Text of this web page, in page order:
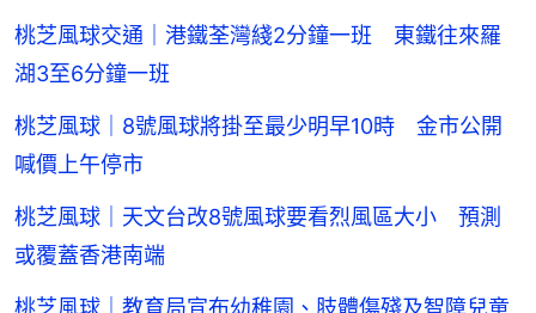
桃芝風球交通｜港鐵荃灣綫2分鐘一班 東鐵往來羅
湖3至6分鐘一班
桃芝風球｜8號風球將掛至最少明早10時 金市公開
喊價上午停市
桃芝風球｜天文台改8號風球要看烈風區大小 預測
或覆蓋香港南端
桃芝風球｜教育局宣布幼稚園、肢體傷殘及智障兒童